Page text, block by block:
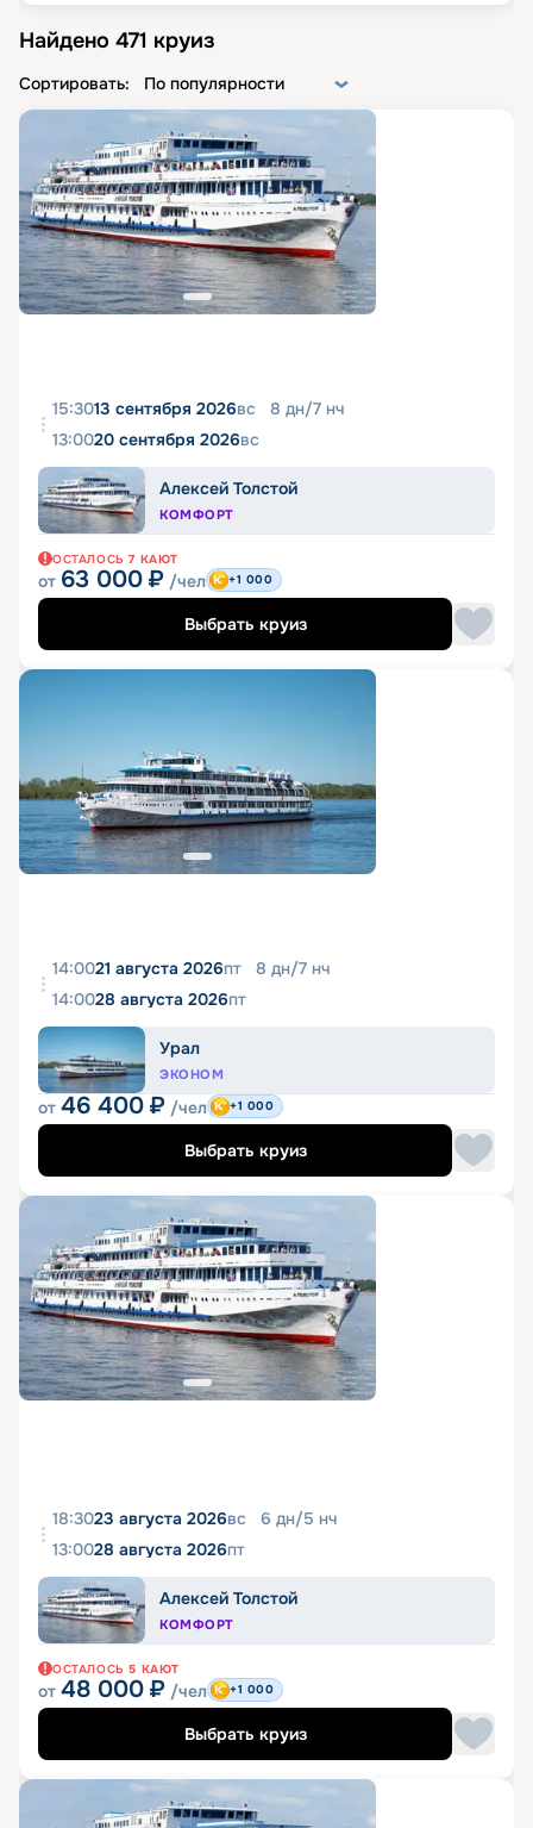
Найдено 471 круиз
Сортировать: По популярности
15:3013 сентября 2026вс 8 дн/7 нч
13:0020 сентября 2026вс
Алексей Толстой
КОМФОРТ
ОСТАЛОСЬ 7 КАЮТ
от 63 000 ₽ /чел +1 000
Выбрать круиз
14:0021 августа 2026пт 8 дн/7 нч
14:0028 августа 2026пт
Урал
ЭКОНОМ
от 46 400 ₽ /чел +1 000
Выбрать круиз
18:3023 августа 2026вс 6 дн/5 нч
13:0028 августа 2026пт
Алексей Толстой
КОМФОРТ
ОСТАЛОСЬ 5 КАЮТ
от 48 000 ₽ /чел +1 000
Выбрать круиз